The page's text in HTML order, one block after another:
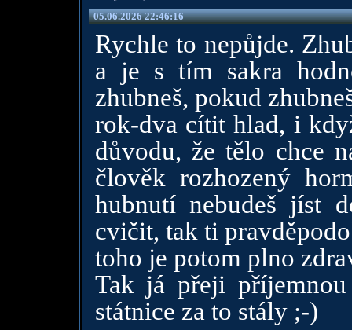
05.06.2026 22:46:16
Rychle to nepůjde.
a je s tím sakra
zhubneš, pokud
rok-dva cítit hlad, i
důvodu, že tělo chce
člověk rozhozený
hubnutí nebudeš jíst
cvičit, tak ti
toho je potom plno
Tak já přeji
státnice za to stály ;-)